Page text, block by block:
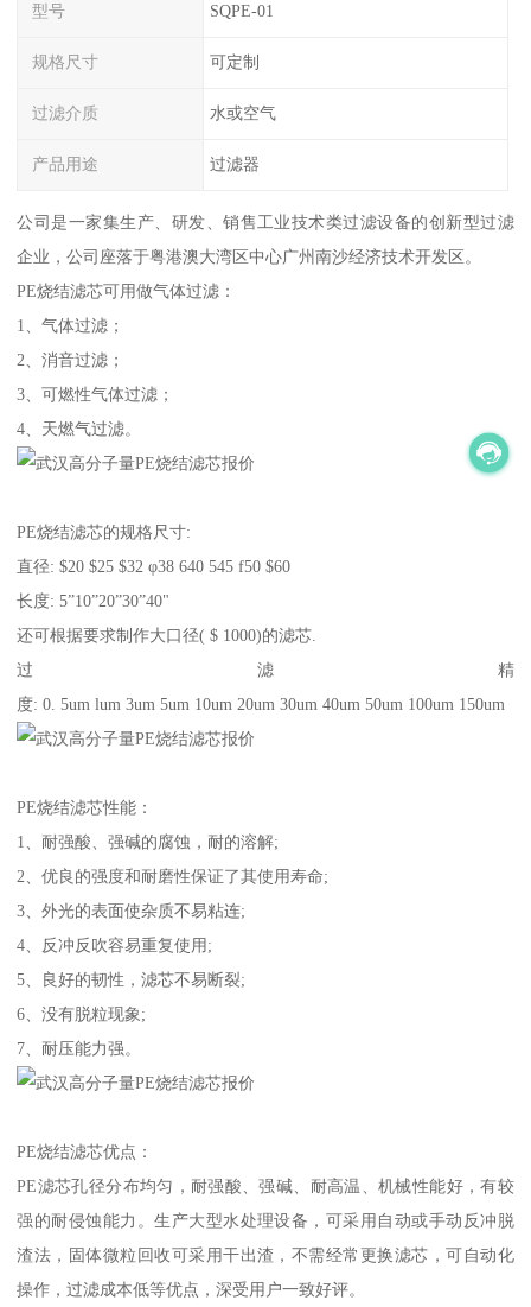
型号 SQPE-01
规格尺寸 可定制
过滤介质 水或空气
产品用途 过滤器
公司是一家集生产、研发、销售工业技术类过滤设备的创新型过滤
企业，公司座落于粤港澳大湾区中心广州南沙经济技术开发区。
PE烧结滤芯可用做气体过滤：
1、气体过滤；
2、消音过滤；
3、可燃性气体过滤；
4、天燃气过滤。
PE烧结滤芯的规格尺寸:
直径: $20 $25 $32 φ38 640 545 f50 $60
长度: 5”10”20”30”40"
还可根据要求制作大口径( $ 1000)的滤芯.
过滤精
度: 0. 5um lum 3um 5um 10um 20um 30um 40um 50um 100um 150um
PE烧结滤芯性能：
1、耐强酸、强碱的腐蚀，耐的溶解;
2、优良的强度和耐磨性保证了其使用寿命;
3、外光的表面使杂质不易粘连;
4、反冲反吹容易重复使用;
5、良好的韧性，滤芯不易断裂;
6、没有脱粒现象;
7、耐压能力强。
PE烧结滤芯优点：
PE滤芯孔径分布均匀，耐强酸、强碱、耐高温、机械性能好，有较
强的耐侵蚀能力。生产大型水处理设备，可采用自动或手动反冲脱
渣法，固体微粒回收可采用干出渣，不需经常更换滤芯，可自动化
操作，过滤成本低等优点，深受用户一致好评。